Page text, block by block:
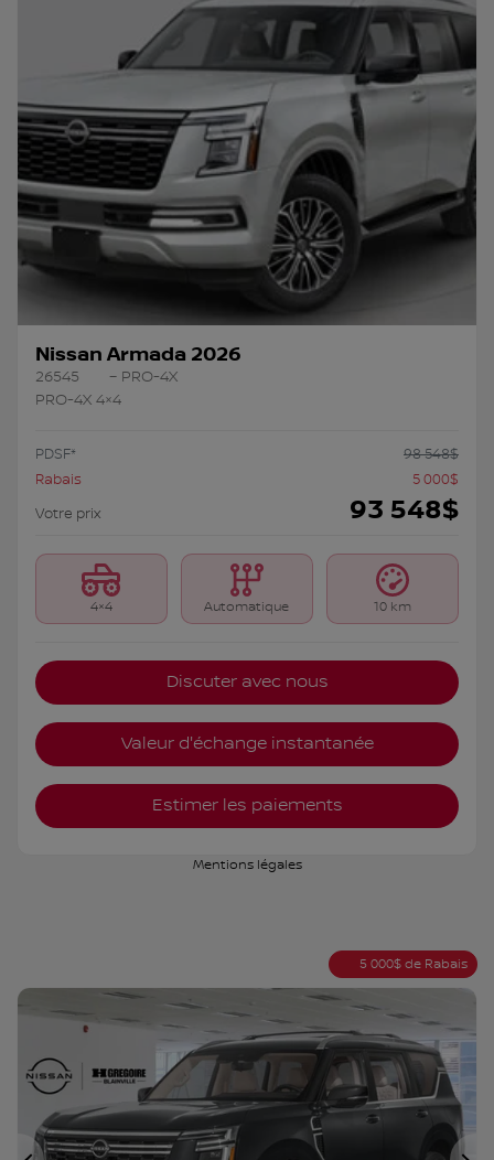
Nissan Armada 2026
26545
– PRO-4X
PRO-4X 4×4
PDSF* 98 548$
Rabais
5 000$
Votre prix
93 548$
4×4 Automatique 10 km
Discuter avec nous
Valeur d'échange instantanée
Estimer les paiements
Mentions légales
5 000$ de Rabais